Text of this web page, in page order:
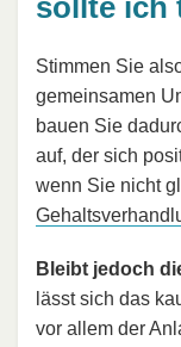
Stimmen Sie
gemeinsamen
bauen Sie
auf, der sich
wenn Sie nicht
Bleibt jedoch
lässt sich das
vor allem der